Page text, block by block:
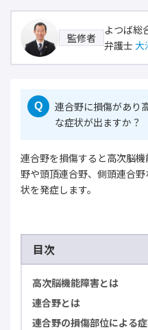
監修者
よつば総
弁護士 大
Q
連合野に損傷があり
な症状が出ますか？
連合野を損傷すると高次脳
野や頭頂連合野、側頭連合
状を発症します。
目次
高次脳機能障害とは
連合野とは
連合野の損傷部位による